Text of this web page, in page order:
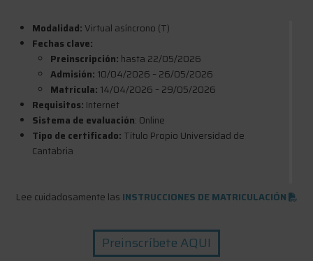
Modalidad: Virtual asíncrono (T)
Fechas clave:
Preinscripción: hasta 22/05/2026
Admisión: 10/04/2026 – 26/05/2026
Matrícula: 14/04/2026 – 29/05/2026
Requisitos: Internet
Sistema de evaluación: Online
Tipo de certificado: Título Propio Universidad de
Cantabria
Lee cuidadosamente las INSTRUCCIONES DE MATRICULACIÓN
Preinscríbete AQUI